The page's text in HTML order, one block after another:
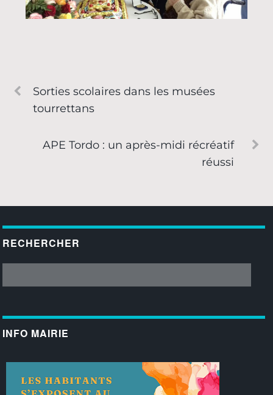
Sorties scolaires dans les musées
tourrettans
APE Tordo : un après-midi récréatif
réussi
RECHERCHER
INFO MAIRIE